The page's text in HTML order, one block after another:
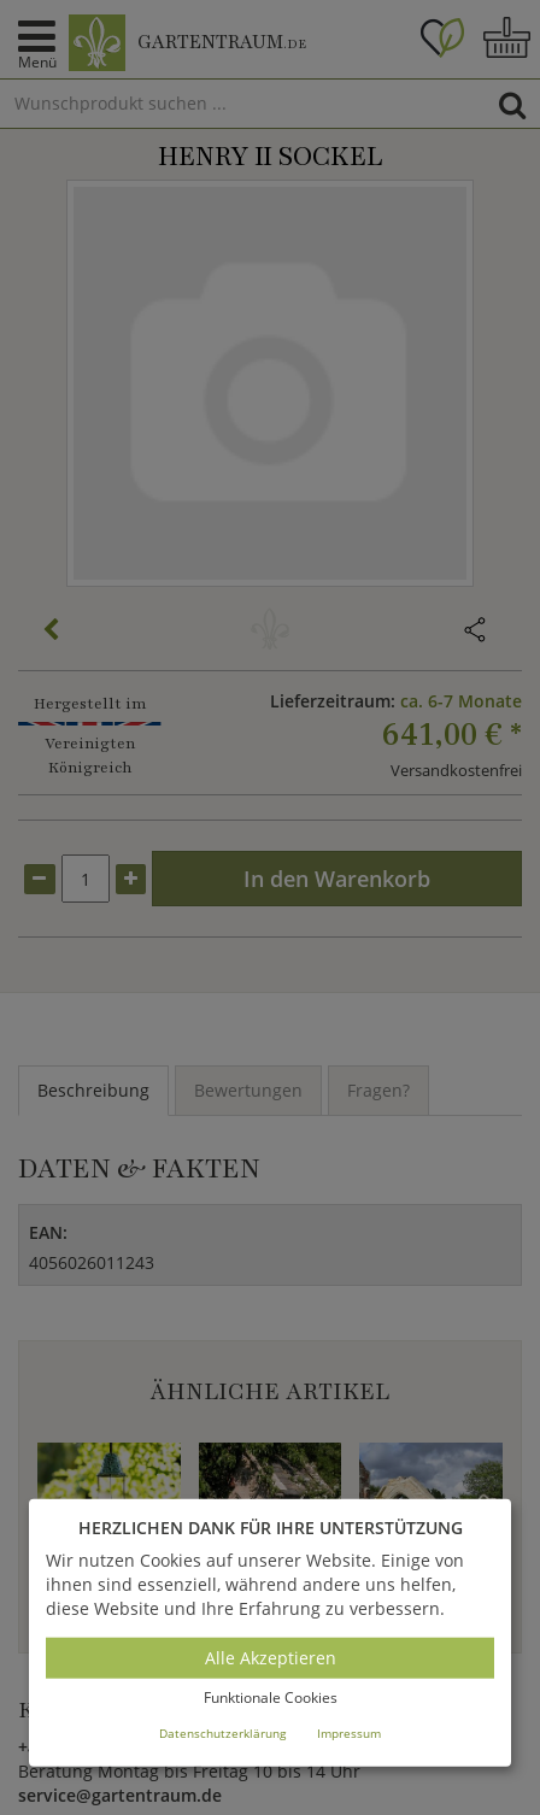
Menü
GARTENTRAUM.DE
HENRY II SOCKEL
Hergestellt im
Vereinigten
Königreich
Lieferzeitraum: ca. 6-7 Monate
641,00 € *
Versandkostenfrei
In den Warenkorb
Beschreibung Bewertungen Fragen?
DATEN & FAKTEN
EAN:
4056026011243
ÄHNLICHE ARTIKEL
Alle anzeigen
KUNDENSERVICE
+49 (0)3641 4787510
Beratung Montag bis Freitag 10 bis 14 Uhr
service@gartentraum.de
HERZLICHEN DANK FÜR IHRE UNTERSTÜTZUNG
Wir nutzen Cookies auf unserer Website. Einige von
ihnen sind essenziell, während andere uns helfen,
diese Website und Ihre Erfahrung zu verbessern.
Alle Akzeptieren
Funktionale Cookies
Datenschutzerklärung Impressum